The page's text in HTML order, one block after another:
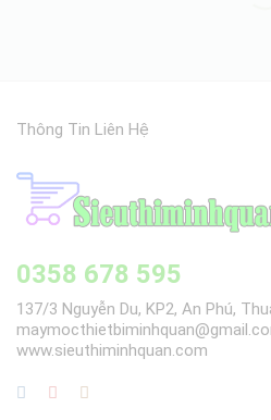
Thông Tin Liên Hệ
0358 678 595
137/3 Nguyễn Du, KP2, An Phú,
www.sieuthiminhquan.com